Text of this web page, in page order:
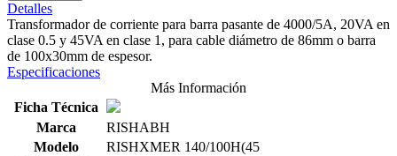
Detalles
Transformador de corriente para barra pasante de 4000/5A, 20VA en
clase 0.5 y 45VA en clase 1, para cable diámetro de 86mm o barra
de 100x30mm de espesor.
Especificaciones
Más Información
Ficha Técnica
Marca
RISHABH
Modelo
RISHXMER 140/100H(45